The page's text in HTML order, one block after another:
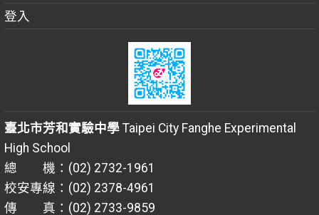
登入
臺北市芳和實驗中學Taipei City Fanghe Experimental
High School
總 機：(02) 2732-1961
校安專線：(02) 2378-4961
傳 真：(02) 2733-9859